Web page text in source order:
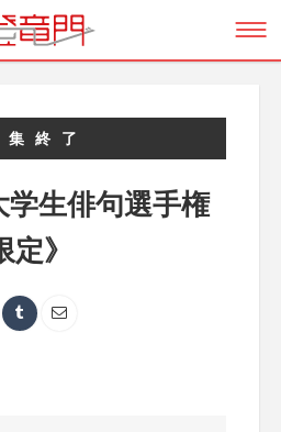
集終了
学生俳句選手権
》